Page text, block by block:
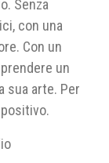
Senza
con una
Con un
un
sua arte. Per